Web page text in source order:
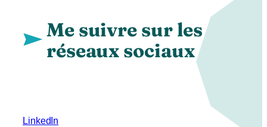
Me suivre sur les
réseaux sociaux
LinkedIn